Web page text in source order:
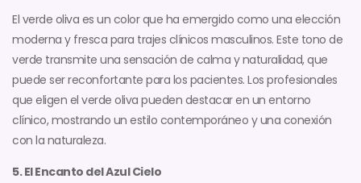
El verde oliva es un color que ha emergido como una elección
moderna y fresca para trajes clínicos masculinos. Este tono de
verde transmite una sensación de calma y naturalidad, que
puede ser reconfortante para los pacientes. Los profesionales
que eligen el verde oliva pueden destacar en un entorno
clínico, mostrando un estilo contemporáneo y una conexión
con la naturaleza.
5. El Encanto del Azul Cielo